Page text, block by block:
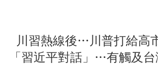
川習熱線後…川普打給高
「習近平對話」…有觸及